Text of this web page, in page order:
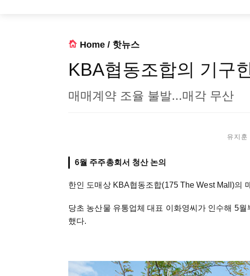
Home / 핫뉴스
KBA협동조합의 기구
매매계약 조율 불발...매각 무산
유지
6월 주주총회서 청산 논의
한인 도매상 KBA협동조합(175 The West Mall)의
당초 농산물 유통업체 대표 이화영씨가 인수해 5
했다.